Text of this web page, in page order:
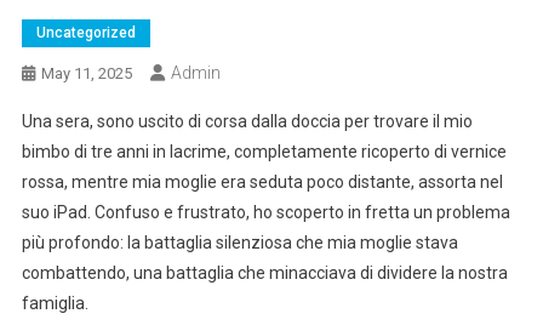
Uncategorized
May 11, 2025 Admin
Una sera, sono uscito di corsa dalla doccia per trovare il mio
bimbo di tre anni in lacrime, completamente ricoperto di vernice
rossa, mentre mia moglie era seduta poco distante, assorta nel
suo iPad. Confuso e frustrato, ho scoperto in fretta un problema
più profondo: la battaglia silenziosa che mia moglie stava
combattendo, una battaglia che minacciava di dividere la nostra
famiglia.